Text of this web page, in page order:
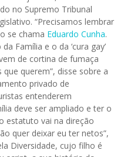
no Supremo Tribunal
“Precisamos lembrar
se chama Eduardo Cunha.
Família e o da ‘cura gay’
de cortina de fumaça
querem”, disse sobre a
privado de
entenderem
deve ser ampliado e ter o
estatuto vai na direção
quer deixar eu ter netos”,
Diversidade, cujo filho é